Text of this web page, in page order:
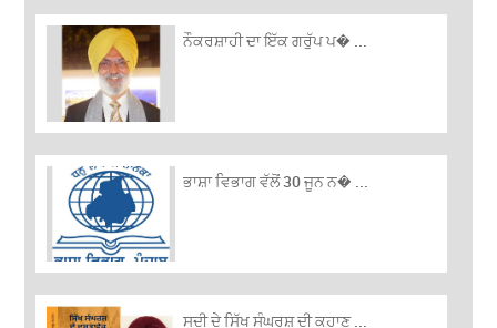
ਨੌਕਰਸ਼ਾਹੀ ਦਾ ਇੱਕ ਗਰੁੱਪ ਪ� ...
ਭਾਸ਼ਾ ਵਿਭਾਗ ਵੱਲੋਂ 30 ਜੂਨ ਨ� ...
ਸਦੀ ਦੇ ਸਿੱਖ ਸੰਘਰਸ਼ ਦੀ ਕਹਾਣ ...